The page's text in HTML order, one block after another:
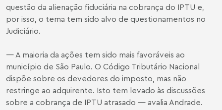
questão da alienação fiduciária na cobrança do IPTU e,
por isso, o tema tem sido alvo de questionamentos no
Judiciário.
— A maioria da ações tem sido mais favoráveis ao
município de São Paulo. O Código Tributário Nacional
dispõe sobre os devedores do imposto, mas não
restringe ao adquirente. Isto tem levado às discussões
sobre a cobrança de IPTU atrasado — avalia Andrade.